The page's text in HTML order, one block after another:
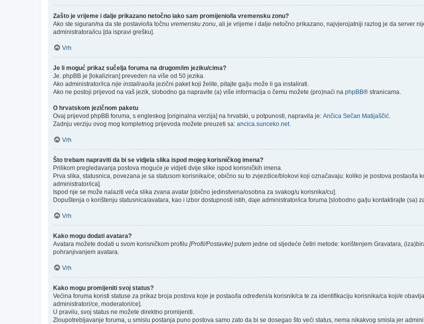
Zašto je vrijeme i dalje prikazano netočno iako sam promijenio/la vremensku zonu?
Ako ste siguran/na da ste postavio/la točnu vremensku zonu, ali je vrijeme i dalje netočno prikazano, najvjerojatniji razlog je da server
administratora/icu [da ispravi grešku].
Vrh
Je li moguć prikaz sučelja foruma na drugom/im jeziku/cima?
Je. phpBB je [lokaliziran] preveden na više od 50 jezika.
Ako administrator/ica nije instalirao/la jezični paket koji želite, pitajte ga/ju može li ga instalirati.
Ako ne postoji prijevod na vaš jezik, slobodno ga napravite (a) više informacija o čemu možete (pro)naći na phpBB® stranicama.
O hrvatskom jezičnom paketu
Ovaj prijevod phpBB foruma, s engleskog [originalna verzija] na hrvatski, u potpunosti, napravila je: Ančica Sečan Matijaščić.
Zadnju verziju ovog mog kompletnog prijevoda možete preuzeti sa: ancica.sunceko.net.
Vrh
Što trebam napraviti da bi se vidjela slika ispod mojeg korisničkog imena?
Prilikom pregledavanja postova moguće je vidjeti dvije slike ispod korisničkih imena.
Prva slika, statusnica, povezana je sa statusom korisnika/ce; obično su to zvjezdice/blokovi koji označavaju: koliko je postova postao/la
administrator/ica].
Ispod nje se može nalaziti veća slika zvana avatar [obično jedinstvena/osobna za svakog/u korisnika/cu].
Dopuštenja o korištenju statusnica/avatara, kao i izbor dostupnosti istih, daje administrator/ica foruma [slobodno ga/ju kontaktirajte (sa)
Vrh
Kako mogu dodati avatara?
Avatara možete dodati u svom korisničkom profilu [Profil/Postavke]putem jedne od sljedeće četiri metode: korištenjem Gravatara,
pohranjivanjem avatara.
Vrh
Kako mogu promijeniti svoj status?
Većina foruma koristi statuse za prikaz broja postova koje je postao/la određeni/a korisnik/ca te za identifikaciju korisnika/ca koji/e
administratori/ce, moderatori/ce].
U pravilu, svoj status ne možete direktno promijeniti.
Zloupotrebljavanje foruma, u smislu postanja puno postova samo zato da bi se dosegao što veći status, nema nikakvog smisla jer